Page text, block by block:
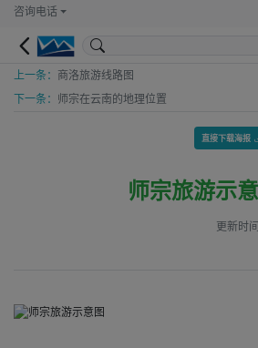
咨询电话
上一条： 商洛旅游线路图
下一条： 师宗在云南的地理位置
直接下载海报
师宗旅游示
更新时间